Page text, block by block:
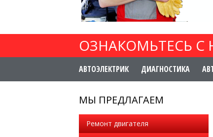
ОЗНАКОМЬТЕСЬ
АВТОЭЛЕКТРИК ДИАГНОСТИКА
МЫ ПРЕДЛАГАЕМ
Ремонт двигателя